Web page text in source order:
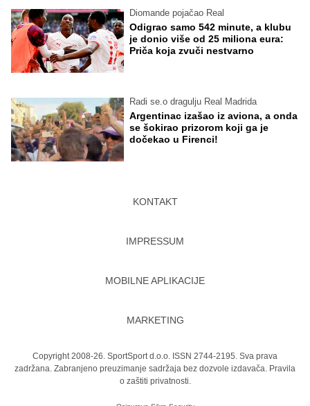
Diomande pojačao Real
Odigrao samo 542 minute, a klubu
je donio više od 25 miliona eura:
Priča koja zvuči nestvarno
Radi se.o dragulju Real Madrida
Argentinac izašao iz aviona, a onda
se šokirao prizorom koji ga je
dočekao u Firenci!
KONTAKT
IMPRESSUM
MOBILNE APLIKACIJE
MARKETING
Copyright 2008-26. SportSport d.o.o. ISSN 2744-2195. Sva prava
zadržana. Zabranjeno preuzimanje sadržaja bez dozvole izdavača. Pravila
o zaštiti privatnosti.